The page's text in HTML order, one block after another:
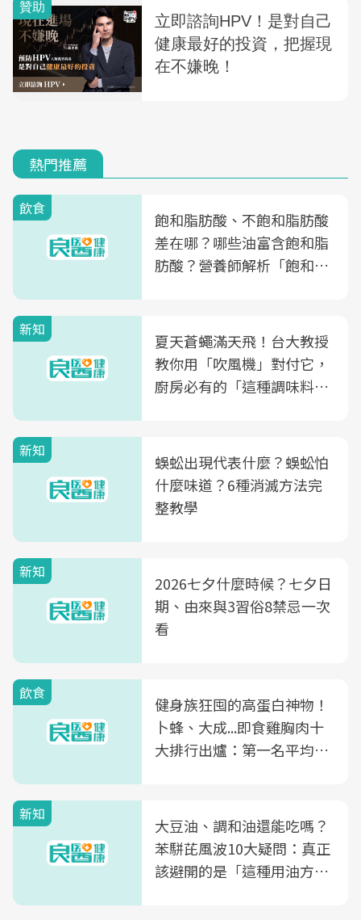
熱門推薦
飲食
飽和脂肪酸、不飽和脂肪酸
差在哪？哪些油富含飽和脂
肪酸？營養師解析「飽和脂
新知
夏天蒼蠅滿天飛！台大教授
教你用「吹風機」對付它，
廚房必有的「這種調味料」
新知
蜈蚣出現代表什麼？蜈蚣怕
什麼味道？6種消滅方法完
整教學
新知
2026七夕什麼時候？七夕日
期、由來與3習俗8禁忌一次
看
飲食
健身族狂囤的高蛋白神物！
卜蜂、大成...即食雞胸肉十
大排行出爐：第一名平均一
新知
大豆油、調和油還能吃嗎？
苯駢芘風波10大疑問：真正
該避開的是「這種用油方